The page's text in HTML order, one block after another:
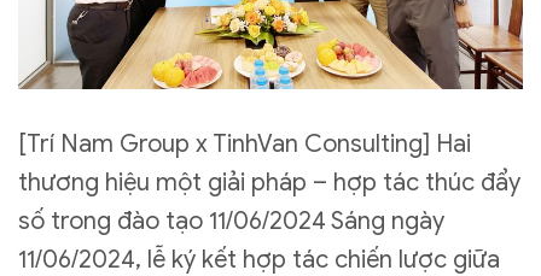
[Trí Nam Group x TinhVan Consulting] Hai
thương hiệu một giải pháp – hợp tác thúc đẩy
số trong đào tạo 11/06/2024 Sáng ngày
11/06/2024, lễ ký kết hợp tác chiến lược giữa